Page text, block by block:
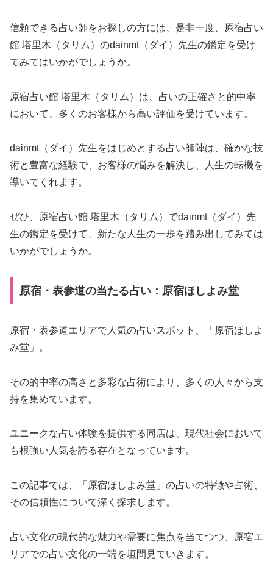
信頼できる占い師をお探しの方には、是非一度、原宿占い
館 塔里木（タリム）のdainmt（ダイ）先生の鑑定を受け
てみてはいかがでしょうか。
原宿占い館 塔里木（タリム）は、占いの正確さと的中率
において、多くのお客様から高い評価を受けています。
dainmt（ダイ）先生をはじめとする占い師陣は、確かな技
術と豊富な経験で、お客様の悩みを解決し、人生の転機を
導いてくれます。
ぜひ、原宿占い館 塔里木（タリム）でdainmt（ダイ）先
生の鑑定を受けて、新たな人生の一歩を踏み出してみては
いかがでしょうか。
原宿・表参道の当たる占い：原宿ほしよみ堂
原宿・表参道エリアで人気の占いスポット、「原宿ほしよ
み堂」。
その的中率の高さと多彩な占術により、多くの人々から支
持を集めています。
ユニークな占い体験を提供する同店は、現代社会において
も根強い人気を誇る存在となっています。
この記事では、「原宿ほしよみ堂」の占いの特徴や占術、
その信頼性について深く探求します。
占い文化の現代的な魅力や需要に焦点を当てつつ、原宿エ
リアでの占い文化の一端を垣間見ていきます。